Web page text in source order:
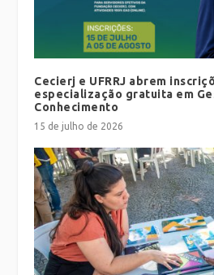
Cecierj e UFRRJ abrem
especialização gratuita em
Conhecimento
15 de julho de 2026